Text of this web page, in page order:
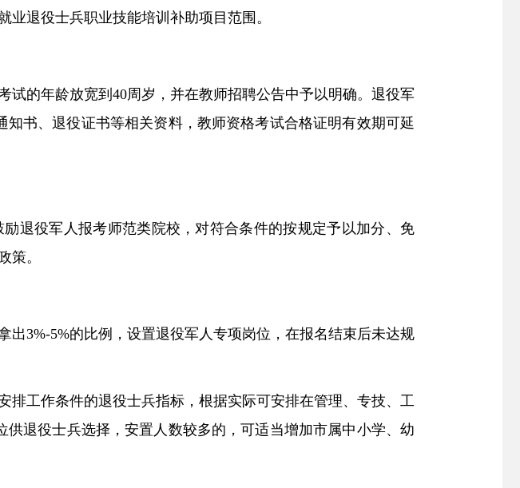
退役士兵职业技能培训补助项目范围。
试的年龄放宽到 40周岁，并在教师招聘公告中予以明确。退役军
书、退役证书等相关资料，教师资格考试合格证明有效期可延
退役军人报考师范类院校，对符合条件的按规定予以加分、免
策。
出3%-5%的比例， 设置退役军人专项岗位，在报名结束后未达规
工作条件的退役士兵指标，根据实际可安排在管理、专技、工
供退役士兵选择，安置人数较多的，可适当增加市属中小学、幼